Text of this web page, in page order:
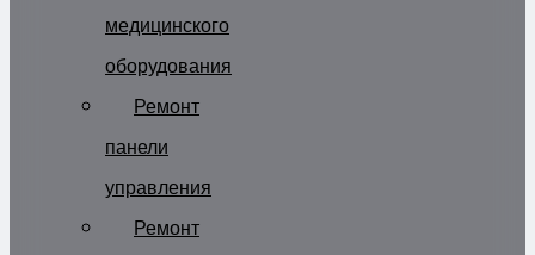
медицинского
оборудования
Ремонт
панели
управления
Ремонт